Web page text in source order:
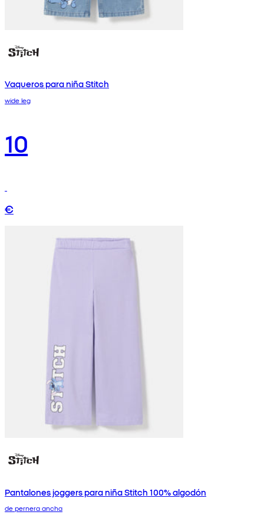
Vaqueros para niña Stitch
wide leg
10
€
Pantalones joggers para niña Stitch 100% algodón
de pernera ancha